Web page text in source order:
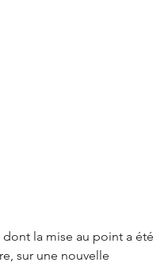
la mise au point a été
sur une nouvelle